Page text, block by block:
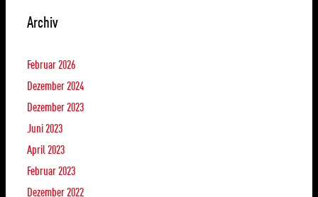
Archiv
Februar 2026
Dezember 2024
Dezember 2023
Juni 2023
April 2023
Februar 2023
Dezember 2022